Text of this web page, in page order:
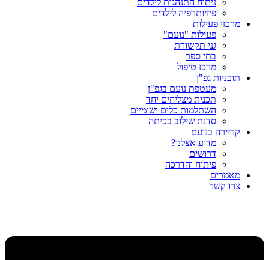
ניתוח התנהגות לילדים
פיזיותרפיה לילדים
מרכזי פעילות
פעילות "נועם"
גני תקשורת
בתי ספר
מרכז טיפול
תוכניות גפ"ן
מעטפת נועם בגפ"ן
תכנית מצליחים יחד
השתלמות כלים ישומיים
סדנת שילוב בכיתה
קריירה בנועם
מדוע אצלנו?
דרושים
פיתוח והדרכה
מאמרים
צרו קשר